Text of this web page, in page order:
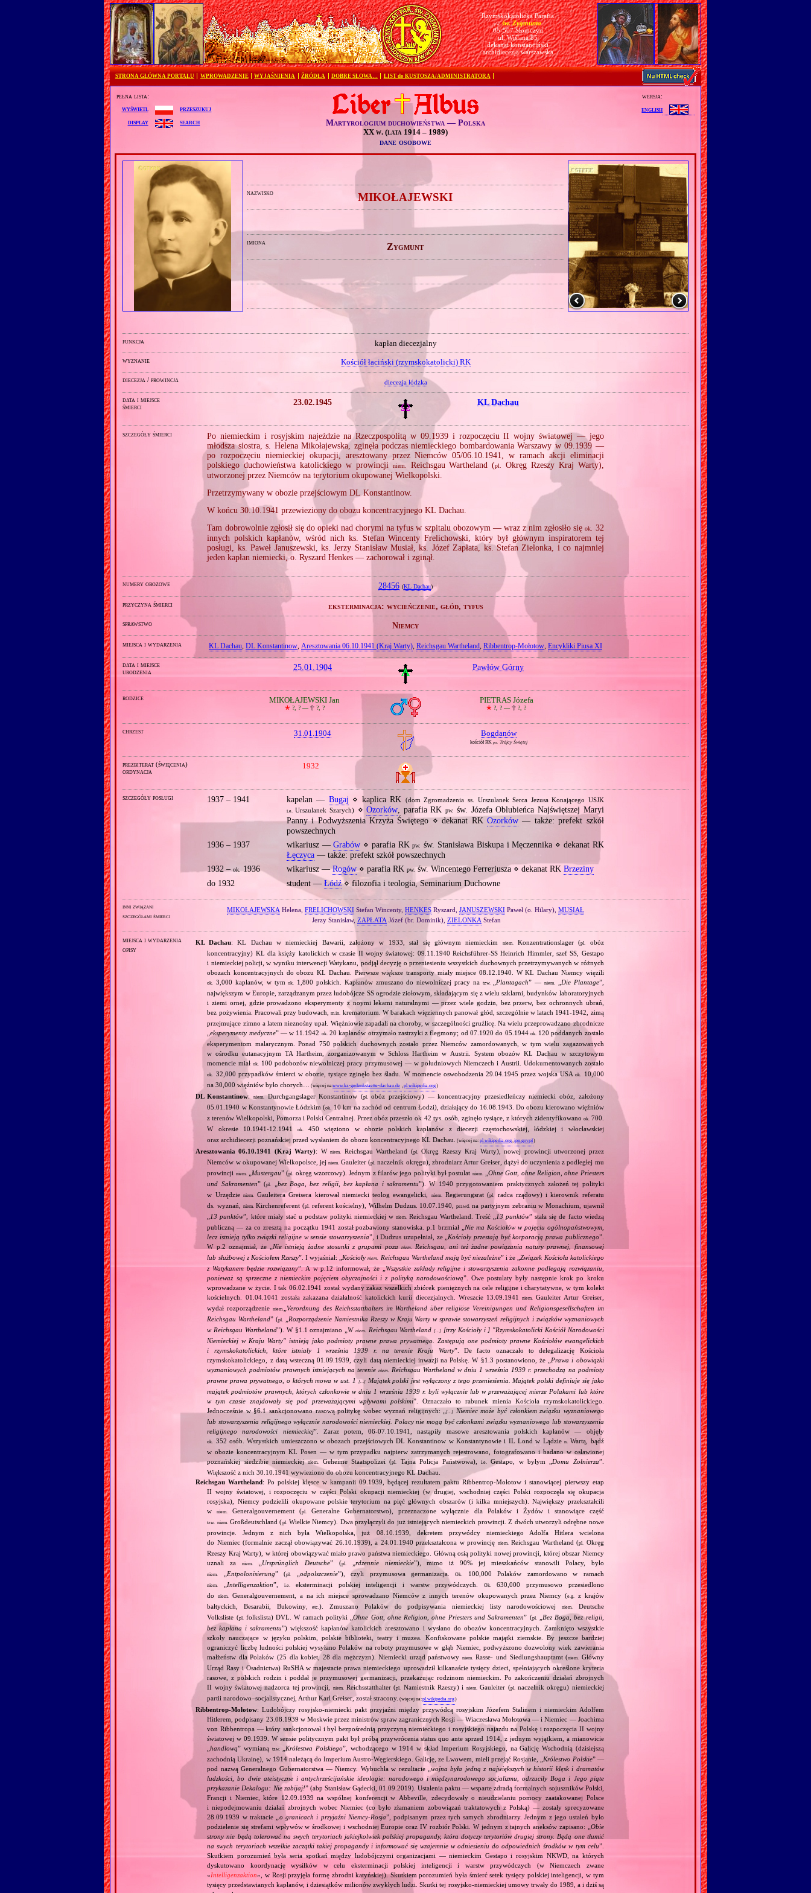
Rzymskokatolicka Parafia
pw.św. Zygmunta
05-507 Słomczyn
ul. Wiślana 85
dekanat konstanciński
archidiecezja warszawska
STRONA GŁÓWNA PORTALU WPROWADZENIE WYJAŚNIENIA ŹRÓDŁA DOBRE SŁOWA… LIST do KUSTOSZA/ADMINISTRATORA
pełna lista:
wyświetl
przeszukuj
display
search Martyrologium duchowieństwa — Polska
XX w. (lata 1914 – 1989)
dane osobowe
wersja:
english
nazwisko MIKOŁAJEWSKI
imiona Zygmunt
funkcja kapłan diecezjalny
wyznanie Kościół łaciński (rzymskokatolicki) RK
diecezja / prowincja diecezja łódzka
data i miejsce
śmierci
23.02.1945 KL Dachau
szczegóły śmierci
Po niemieckim i rosyjskim najeździe na Rzeczpospolitą w 09.1939 i rozpoczęciu II wojny światowej — jego
młodsza siostra, s. Helena Mikołajewska, zginęła podczas niemieckiego bombardowania Warszawy w 09.1939 —
po rozpoczęciu niemieckiej okupacji, aresztowany przez Niemców 05/06.10.1941, w ramach akcji eliminacji
polskiego duchowieństwa katolickiego w prowincji
niem. Reichsgau Wartheland (pl.
Okręg Rzeszy Kraj Warty),
utworzonej przez Niemców na terytorium okupowanej Wielkopolski.
Przetrzymywany w obozie przejściowym DL Konstantinow.
W końcu 30.10.1941 przewieziony do obozu koncentracyjnego KL Dachau.
Tam dobrowolnie zgłosił się do opieki nad chorymi na tyfus w szpitalu obozowym — wraz z nim zgłosiło sięok. 32
innych polskich kapłanów, wśród nich ks. Stefan Wincenty Frelichowski, który był głównym inspiratorem tej
posługi, ks. Paweł Januszewski, ks. Jerzy Stanisław Musiał, ks. Józef Zapłata, ks. Stefan Zielonka, i co najmniej
jeden kapłan niemiecki, o. Ryszard Henkes — zachorował i zginął.
numery obozowe 28456 (KL Dachau)
przyczyna śmierci eksterminacja: wycieńczenie, głód, tyfus
sprawstwo Niemcy
miejsca i wydarzenia KL Dachau, DL Konstantinow, Aresztowania 06.10.1941 (Kraj Warty), Reichsgau Wartheland, Ribbentrop‐Mołotow, Encykliki Piusa XI
data i miejsce
urodzenia
25.01.1904 Pawłów Górny
rodzice MIKOŁAJEWSKI Jan
🞲 ?, ? — 🕆?, ?
PIETRAS Józefa
🞲 ?, ? —🕆 ?, ?
chrzest 31.01.1904 Bogdanów
kościół RK pw. Trójcy Świętej
prezbiterat (święcenia)
ordynacja
1932
szczegóły posługi 1937 – 1941 kapelan — Bugaj ⋄ kaplica RK (dom Zgromadzenia ss. Urszulanek Serca Jezusa Konającego USJK
i.e. Urszulanek Szarych)⋄Ozorków, parafia RK pw. św. Józefa Oblubieńca Najświętszej Maryi
Panny i Podwyższenia Krzyża Świętego ⋄ dekanat RK Ozorków — także: prefekt szkół
powszechnych
1936 – 1937
wikariusz —Grabów ⋄ parafia RKpw.
św. Stanisława Biskupa i Męczennika ⋄ dekanat RK
Łęczyca— także: prefekt szkół powszechnych
1932 –ok.1936 wikariusz —Rogów⋄ parafia RK pw.św. Wincentego Ferreriusza ⋄ dekanat RK Brzeziny
do 1932
student — Łódź⋄ filozofia i teologia, Seminarium Duchowne
inni związani
szczegółami śmierci
MIKOŁAJEWSKA Helena, FRELICHOWSKIStefan Wincenty, HENKESRyszard, JANUSZEWSKIPaweł (o. Hilary), MUSIAŁ
Jerzy Stanisław, ZAPŁATA Józef (br. Dominik), ZIELONKA Stefan
miejsca i wydarzenia
opisy
KL Dachau: KL Dachau w niemieckiej Bawarii, założony w 1933, stał się głównym niemieckim niem. Konzentrationslager (pl.
obóz
koncentracyjny) KL dla księży katolickich w czasie II wojny światowej: 09.11.1940 Reichsführer‐SS Heinrich Himmler, szef SS, Gestapo
i niemieckiej policji, w wyniku interwencji Watykanu, podjął decyzję o przeniesieniu wszystkich duchownych przetrzymywanych w różnych
obozach koncentracyjnych do obozu KL Dachau. Pierwsze większe transporty miały miejsce 08.12.1940. W KL Dachau Niemcy więzili
ok. 3,000 kapłanów, w tymok. 1,800 polskich. Kapłanów zmuszano do niewolniczej pracy na tzw. Plantagach” —niem. Die Plantage”,
największym w Europie, zarządzanym przez ludobójcze SS ogrodzie ziołowym, składającym się z wielu szklarni, budynków laboratoryjnych
i ziemi ornej, gdzie prowadzono eksperymenty z noymi lekami naturalnymi — przez wiele godzin, bez przerw, bez ochronnych ubrań,
bez pożywienia. Pracowali przy budowach,m.in.
krematorium. W barakach więziennych panował głód, szczególnie w latach 1941‐1942, zimą
przejmujące zimno a latem nieznośny upał. Więźniowie zapadali na choroby, w szczególności gruźlicę. Na wielu przeprowadzano zbrodnicze
„eksperymenty medyczne” — w 11.1942 ok. 20 kapłanów otrzymało zastrzyki z flegmony; od 07.1920 do 05.1944 ok.
120 poddanych zostało
eksperymentom malarycznym. Ponad 750 polskich duchownych zostało przez Niemców zamordowanych, w tym wielu zagazowanych
w ośrodku eutanacyjnym TA Hartheim, zorganizowanym w Schloss Hartheim w Austrii. System obozów KL Dachau w szczytowym
momencie miałok. 100 podobozów niewolniczej pracy przymusowej — w południowych Niemczech i Austrii. Udokumentowanych zostało
ok. 32,000 przypadków śmierci w obozie, tysiące zginęło bez śladu. W momencie oswobodzenia 29.04.1945 przez wojska USAok.
10,000
na 30,000 więźniów było chorych…
(więcej na:www.kz-gedenkstaette-dachau.de ,pl.wikipedia.org)
DL Konstantinow: niem.Durchgangslager Konstantinow (pl.
obóz przejściowy) — koncentracyjny przesiedleńczy niemiecki obóz, założony
05.01.1940 w Konstantynowie Łódzkim (ok.
10 km na zachód od centrum Łodzi), działający do 16.08.1943. Do obozu kierowano więźniów
z terenów Wielkopolski, Pomorza i Polski Centralnej. Przez obóz przeszło ok 42 tys. osób, zginęło tysiące, z których zidentyfikowano ok. 700.
W okresie 10.1941‐12.1941ok.
450 więziono w obozie polskich kapłanów z diecezji częstochowskiej, łódzkiej i włocławskiej
oraz archidiecezji poznańskiej przed wysłaniem do obozu koncentracyjnego KL Dachau.
(więcej na:pl.wikipedia.org ,ipn.gov.pl )
Aresztowania 06.10.1941 (Kraj Warty): Wniem. Reichsgau Wartheland (pl.
Okręg Rzeszy Kraj Warty), nowej prowincji utworzonej przez
Niemców w okupowanej Wielkopolsce, jejniem. Gauleiter (pl.
naczelnik okręgu), zbrodniarz Artur Greiser, dążył do uczynienia z podległej mu
prowincji niem. Mustergau” (pl. okręg wzorcowy). Jednym z filarów jego polityki był postulat niem.
Ohne Gott, ohne Religion, ohne Priesters
und Sakramenten” (pl. bez Boga, bez religii, bez kapłana i sakramentu”). W 1940 przygotowaniem praktycznych założeń tej polityki
w Urzędzie niem. Gauleitera Greisera kierował niemiecki teolog ewangelicki, niem. Regierungsrat (pl.
radca rządowy) i kierownik referatu
ds. wyznań,
niem. Kirchenreferent (pl. referent kościelny), Wilhelm Dudzus. 10.07.1940, prawd.
na partyjnym zebraniu w Monachium, ujawnił
13 punktów”, które miały stać u podstaw polityki niemieckiej w niem. Reichsgau Wartheland. Treść „ 13 punktów” stała się de facto wiedzą
publiczną — za co zresztą na początku 1941 został pozbawiony stanowiska. p.1 brzmiał „ Nie ma Kościołów w pojęciu ogólnopaństwowym,
lecz istnieją tylko związki religijne w sensie stowarzyszenia”, i Dudzus uzupełniał, ze „ Kościoły przestają być korporacją prawa publicznego”.
W p.2 oznajmiał, że „ Nie istnieją żadne stosunki z grupami poza niem.
Reichsgau, ani też żadne powiązania natury prawnej, finansowej
lub służbowej z Kościołem Rzeszy”. I wyjaśniał: „ Kościołyniem. Reichsgau Wartheland mają być niezależne” i że „Związek Kościoła katolickiego
z Watykanem będzie rozwiązany”. A w p.12 informował, że „ Wszystkie zakłady religijne i stowarzyszenia zakonne podlegają rozwiązaniu,
ponieważ są sprzeczne z niemieckim pojęciem obyczajności i z polityką narodowościową”. Owe postulaty były następnie krok po kroku
wprowadzane w życie. I tak 06.02.1941 został wydany zakaz wszelkich zbiórek pieniężnych na cele religijne i charytatywne, w tym kolekt
kościelnych. 01.04.1041 została zakazana działalność katolickich kurii diecezjalnych. Wreszcie 13.09.1941niem.
Gauleiter Artur Greiser,
wydał rozporządzenieniem. „Verordnung des Reichsstatthalters im Wartheland über religiöse Vereinigungen und Religionsgesellschaften im
Reichsgau Wartheland” (pl.
Rozporządzenie Namiestnika Rzeszy w Kraju Warty w sprawie stowarzyszeń religijnych i związków wyznaniowych
w Reichsgau Wartheland”). W §1.1 oznajmiano „W niem. Reichsgau Wartheland[…]
[trzy Kościoły i ] "Rzymskokatolicki Kościół Narodowości
Niemieckiej w Kraju Warty" istnieją jako podmioty prawne prawa prywatnego. Zastępują one podmioty prawne Kościołów ewangelickich
i rzymskokatolickich, które istniały 1 września 1939 r. na terenie Kraju Warty”. De facto oznaczało to delegalizację Kościoła
rzymskokatolickiego, z datą wsteczną 01.09.1939, czyli datą niemieckiej inwazji na Polskę. W §1.3 postanowiono, że „ Prawa i obowiązki
wyznaniowych podmiotów prawnych istniejących na terenie niem.
Reichsgau Wartheland w dniu 1 września 1939 r. przechodzą na podmioty
prawne prawa prywatnego, o których mowa w ust. 1[…]Majątek polski jest wyłączony z tego przeniesienia. Majątek polski definiuje się jako
majątek podmiotów prawnych, których członkowie w dniu 1 września 1939 r. byli wyłącznie lub w przeważającej mierze Polakami lub które
w tym czasie znajdowały się pod przeważającymi wpływami polskimi”. Oznaczało to rabunek mienia Kościoła rzymskokatolickiego.
Jednocześnie w §6.1 sankcjonowano rasową politykę wobec wyznań religijnych: „[…]
Niemiec może być członkiem związku wyznaniowego
lub stowarzyszenia religijnego wyłącznie narodowości niemieckiej. Polacy nie mogą być członkami związku wyznaniowego lub stowarzyszenia
religijnego narodowości niemieckiej”. Zaraz potem, 06‐07.10.1941, nastąpiły masowe aresztowania polskich kapłanów — objęły
ok. 352 osób. Wszystkich umieszczono w obozach przejściowych DL Konstantinow w Konstantynowie i IL Lond w Lądzie n.
Wartą, bądź
w obozie koncentracyjnym KL Posen — w tym przypadku najpierw zatrzymanych rejestrowano, fotografowano i badano w osławionej
poznańskiej siedzibie niemieckiejniem. Geheime Staatspolizei (pl. Tajna Policja Państwowa), i.e. Gestapo, w byłym „ Domu Żołnierza”.
Większość z nich 30.10.1941 wywieziono do obozu koncentracyjnego KL Dachau.
Reichsgau Wartheland: Po polskiej klęsce w kampanii 09.1939, będącej rezultatem paktu Ribbentrop‐Mołotow i stanowiącej pierwszy etap
II wojny światowej, i rozpoczęciu w części Polski okupacji niemieckiej (w drugiej, wschodniej części Polski rozpoczęła się okupacja
rosyjska), Niemcy podzielili okupowane polskie terytorium na pięć głównych obszarów (i kilka mniejszych). Największy przekształcili
wniem. Generalgouvernement (pl. Generalne Gubernatorstwo), przeznaczone wyłącznie dla Polaków i Żydów i stanowiące część
tzw. niem. Großdeutschland (pl.
Wielkie Niemcy). Dwa przyłączyli do już istniejących niemieckich prowincji. Z dwóch utworzyli odrębne nowe
prowincje. Jednym z nich była Wielkopolska, już 08.10.1939, dekretem przywódcy niemieckiego Adolfa Hitlera wcielona
do Niemiec (formalnie zaczął obowiązywać 26.10.1939), a 24.01.1940 przekształcona w prowincję niem. Reichsgau Wartheland (pl.
Okręg
Rzeszy Kraj Warty), w której obowiązywać miało prawo państwa niemieckiego. Główną osią polityki nowej prowincji, której obszar Niemcy
uznali zaniem. Ursprünglich Deutsche” (pl. rdzennie niemieckie”), mimo iż 90% jej mieszkańców stanowili Polacy, było
niem. Entpolonisierung” (pl. odpolszczenie”), czyli przymusowa germanizacja.Ok. 100,000 Polaków zamordowano w ramach
niem. Intelligenzaktion”, i.e. eksterminacji polskiej inteligencji i warstw przywódczych. Ok.
630,000 przymusowo przesiedlono
doniem. Generalgouvernement, a na ich miejsce sprowadzano Niemców z innych terenów okupowanych przez Niemcy (e.g.
z krajów
bałtyckich, Besarabii, Bukowiny, etc. ). Zmuszano Polaków do podpisywania niemieckiej listy narodowościowej niem.
Deutsche
Volksliste (pl. folkslista) DVL. W ramach polityki „Ohne Gott, ohne Religion, ohne Priesters und Sakramenten” (pl.
Bez Boga, bez religii,
bez kapłana i sakramentu”) większość kapłanów katolickich aresztowano i wysłano do obozów koncentracyjnych. Zamknięto wszystkie
szkoły nauczające w języku polskim, polskie biblioteki, teatry i muzea. Konfiskowane polskie majątki ziemskie. By jeszcze bardziej
ograniczyć liczbę ludności polskiej wysyłano Polaków na roboty przymusowe w głąb Niemiec, podwyższono dozwolony wiek zawierania
małżeństw dla Polaków (25 dla kobiet, 28 dla mężczyzn). Niemiecki urząd państwowy niem. Rasse‐ und Siedlungshauptamt (niem.
Główny
Urząd Rasy i Osadnictwa) RuSHA w majestacie prawa niemieckiego uprowadził kilkanaście tysięcy dzieci, spełniających określone kryteria
rasowe, z polskich rodzin i poddał je przymusowej germanizacji, przekazując rodzinom niemieckim. Po zakończeniu działań zbrojnych
II wojny światowej nadzorca tej prowincji,
niem. Reichsstatthalter (pl. Namiestnik Rzeszy) i niem. Gauleiter (pl.
naczelnik okręgu) niemieckiej
partii narodowo–socjalistycznej, Arthur Karl Greiser, został stracony. (więcej na:pl.wikipedia.org)
Ribbentrop‐Mołotow: Ludobójczy rosyjsko‐niemiecki pakt przyjaźni między przywódcą rosyjskim Józefem Stalinem i niemieckim Adolfem
Hitlerem, podpisany 23.08.1939 w Moskwie przez ministrów spraw zagranicznych Rosji — Wiaczesława Mołotowa — i Niemiec — Joachima
von Ribbentropa — który sankcjonował i był bezpośrednią przyczyną niemieckiego i rosyjskiego najazdu na Polskę i rozpoczęcia II wojny
światowej w 09.1939. W sensie politycznym pakt był próbą przywrócenia status quo ante sprzed 1914, z jednym wyjątkiem, a mianowicie
„handlową” wymianą tzw. Królestwa Polskiego”, wchodzącego w 1914 w skład Imperium Rosyjskiego, na Galicję Wschodnią (dzisiejszą
zachodnią Ukrainę), w 1914 należącą do Imperium Austro‐Węgierskiego. Galicję, ze Lwowem, mieli przejąć Rosjanie, „ Królestwo Polskie” —
pod nazwą Generalnego Gubernatorstwa — Niemcy. Wybuchła w rezultacie „ wojna była jedną z największych w historii klęsk i dramatów
ludzkości, bo dwie ateistyczne i antychrześcijańskie ideologie: narodowego i międzynarodowego socjalizmu, odrzuciły Boga i Jego piąte
przykazanie Dekalogu: Nie zabijaj!” (abp Stanisław Gądecki, 01.09.2019). Ustalenia paktu — wsparte zdradą formalnych sojuszników Polski,
Francji i Niemiec, które 12.09.1939 na wspólnej konferencji w Abbeville, zdecydowały o nieudzielaniu pomocy zaatakowanej Polsce
i niepodejmowaniu działań zbrojnych wobec Niemiec (co było złamaniem zobowiązań traktatowych z Polską) — zostały sprecyzowane
28.09.1939 w traktacie „ o granicach i przyjaźni Niemcy‐Rosja”, podpisanym przez tych samych zbrodniarzy. Jednym z jego ustaleń było
podzielenie się strefami wpływów w środkowej i wschodniej Europie oraz IV rozbiór Polski. W jednym z tajnych aneksów zapisano: „ Obie
strony nie będą tolerować na swych terytoriach jakiejkolwiek polskiej propagandy, która dotyczy terytoriów drugiej strony. Będą one tłumić
na swych terytoriach wszelkie zaczątki takiej propagandy i informować się wzajemnie w odniesieniu do odpowiednich środków w tym celu”.
Skutkiem porozumień była seria spotkań między ludobójczymi organizacjami — niemieckim Gestapo i rosyjskim NKWD, na których
dyskutowano koordynację wysiłków w celu eksterminacji polskiej inteligencji i warstw przywódczych (w Niemczech zwane
«Intelligenzaktion», w Rosji przyjęła formę zbrodni katyńskiej). Skutkiem porozumień była śmierć setek tysięcy polskiej inteligencji, w tym
tysięcy przedstawianych kapłanów, i dziesiątków milionów zwykłych ludzi. Skutki tej rosyjsko‐niemieckiej umowy trwały do 1989, a i dziś są